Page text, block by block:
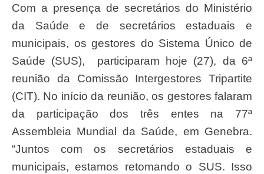
Com a presença de secretários do Ministério
da Saúde e de secretários estaduais e
municipais, os gestores do Sistema Único de
Saúde (SUS), participaram hoje (27), da 6ª
reunião da Comissão Intergestores Tripartite
(CIT). No início da reunião, os gestores falaram
da participação dos três entes na 77ª
Assembleia Mundial da Saúde, em Genebra.
“Juntos com os secretários estaduais e
municipais, estamos retomando o SUS. Isso